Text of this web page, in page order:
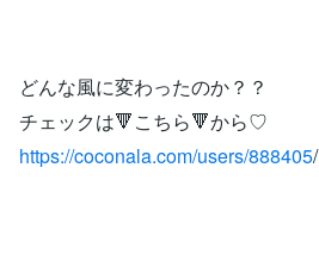
どんな風に変わったのか？？
チェックは🔻こちら🔻から♡
https://coconala.com/users/888405/